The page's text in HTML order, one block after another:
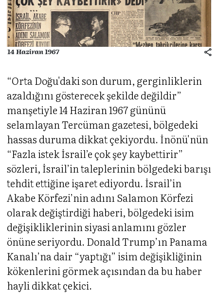
14 Haziran 1967
“Orta Doğu'daki son durum, gerginliklerin
azaldığını gösterecek şekilde değildir”
manşetiyle 14 Haziran 1967 gününü
selamlayan Tercüman gazetesi, bölgedeki
hassas duruma dikkat çekiyordu. İnönü'nün
“Fazla istek İsrail’e çok şey kaybettirir”
sözleri, İsrail’in taleplerinin bölgedeki barışı
tehdit ettiğine işaret ediyordu. İsrail’in
Akabe Körfezi’nin adını Salamon Körfezi
olarak değiştirdiği haberi, bölgedeki isim
değişikliklerinin siyasi anlamını gözler
önüne seriyordu. Donald Trump’ın Panama
Kanalı’na dair “yaptığı” isim değişikliğinin
kökenlerini görmek açısından da bu haber
hayli dikkat çekici.